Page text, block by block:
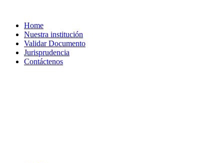
Home
Nuestra institución
Validar Documento
Jurisprudencia
Contáctenos